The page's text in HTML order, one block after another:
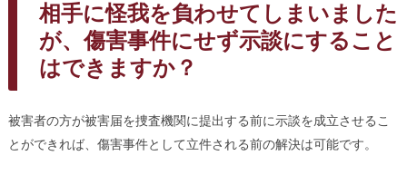
相手に怪我を負わせてしまいました
が、傷害事件にせず示談にすること
はできますか？
被害者の方が被害届を捜査機関に提出する前に示談を成立させるこ
とができれば、傷害事件として立件される前の解決は可能です。